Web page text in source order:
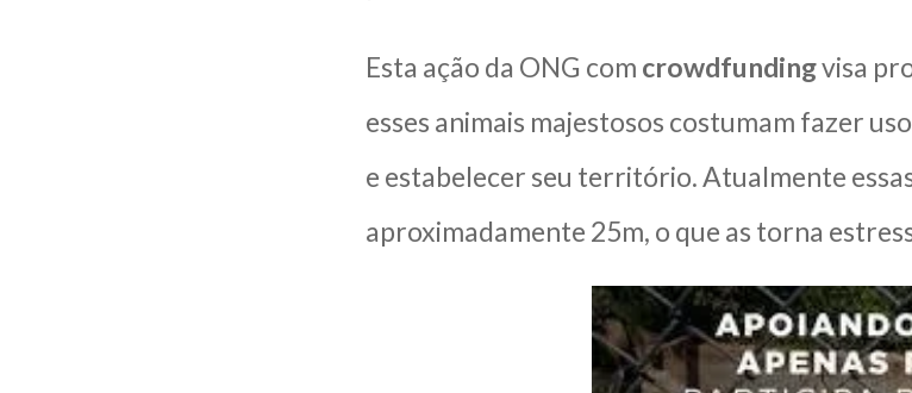
Esta ação da ONG com crowdfundingvisa
esses animais majestosos costumam fazer
e estabelecer seu território. Atualmente
aproximadamente 25m, o que as torna